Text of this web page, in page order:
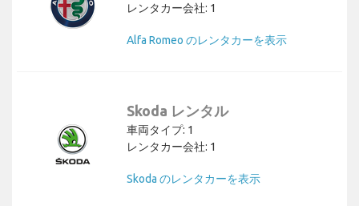
レンタカー会社: 1
Alfa Romeo のレンタカーを表示
Skoda レンタル
車両タイプ: 1
レンタカー会社: 1
Skoda のレンタカーを表示